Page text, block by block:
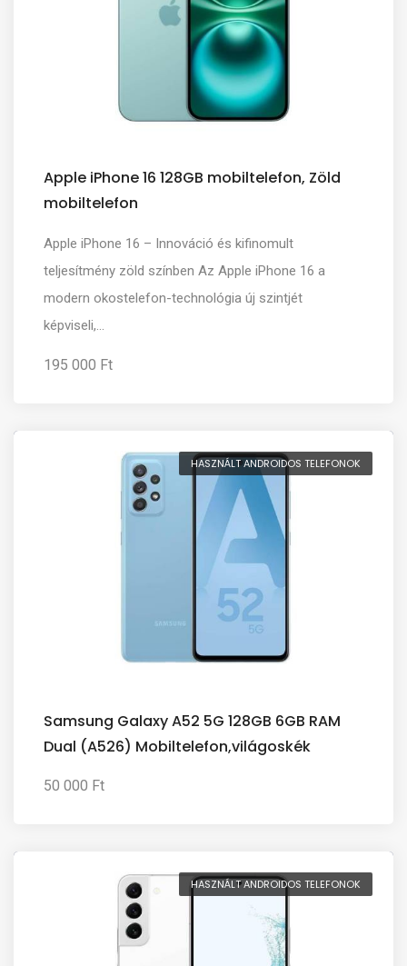
Apple iPhone 16 128GB mobiltelefon, Zöld
mobiltelefon
Apple iPhone 16 – Innováció és kifinomult
teljesítmény zöld színben Az Apple iPhone 16 a
modern okostelefon-technológia új szintjét
képviseli,...
195 000 Ft
HASZNÁLT ANDROIDOS TELEFONOK
Samsung Galaxy A52 5G 128GB 6GB RAM
Dual (A526) Mobiltelefon,világoskék
50 000 Ft
HASZNÁLT ANDROIDOS TELEFONOK